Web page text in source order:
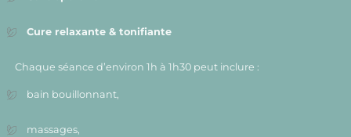
Cure relaxante & tonifiante
Chaque séance d’environ 1h à 1h30 peut inclure :
bain bouillonnant,
massages,